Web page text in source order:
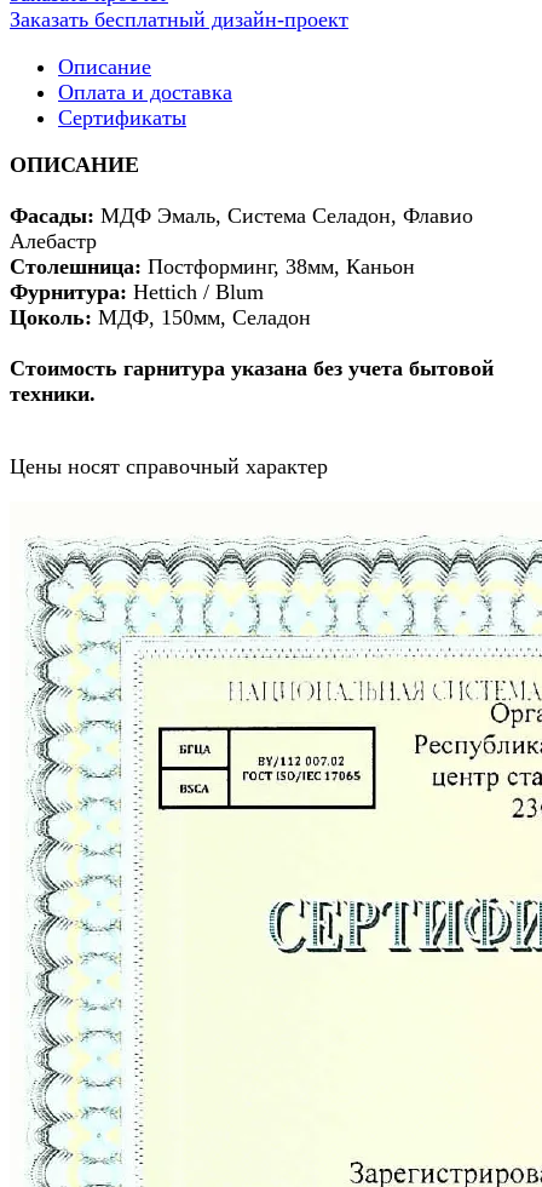
Заказать бесплатный дизайн-проект
Описание
Оплата и доставка
Сертификаты
ОПИСАНИЕ
Фасады: МДФ Эмаль, Система Селадон, Флавио
Алебастр
Столешница: Постформинг, 38мм, Каньон
Фурнитура: Hettich / Blum
Цоколь: МДФ, 150мм, Селадон
Стоимость гарнитура указана без учета бытовой
техники.
Цены носят справочный характер